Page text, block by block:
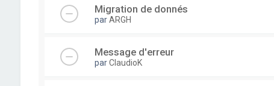
Migration de donnés
parARGH
Message d'erreur
parClaudioK